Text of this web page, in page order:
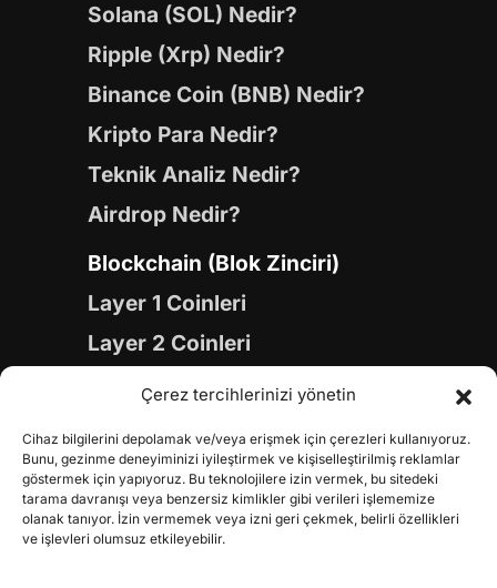
Çerez tercihlerinizi yönetin
Cihaz bilgilerini depolamak ve/veya erişmek için çerezleri kullanıyoruz.
Bunu, gezinme deneyiminizi iyileştirmek ve kişiselleştirilmiş reklamlar
göstermek için yapıyoruz. Bu teknolojilere izin vermek, bu sitedeki
tarama davranışı veya benzersiz kimlikler gibi verileri işlememize
olanak tanıyor. İzin vermemek veya izni geri çekmek, belirli özellikleri
ve işlevleri olumsuz etkileyebilir.
Solana (SOL) Nedir?
Ripple (Xrp) Nedir?
Binance Coin (BNB) Nedir?
Kripto Para Nedir?
Teknik Analiz Nedir?
Airdrop Nedir?
Blockchain (Blok Zinciri)
Layer 1 Coinleri
Layer 2 Coinleri
Yapay Zeka (AI) Coinleri
Gaming Coinleri
RWA Coinleri
DeFi Coinleri